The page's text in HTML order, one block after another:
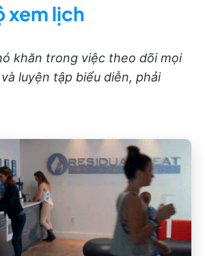
xem lịch
khăn trong việc theo dõi mọi
luyện tập biểu diễn, phải